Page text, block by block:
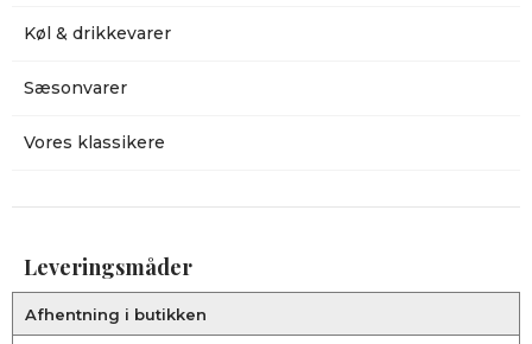
Køl & drikkevarer
Sæsonvarer
Vores klassikere
Leveringsmåder
Afhentning i butikken